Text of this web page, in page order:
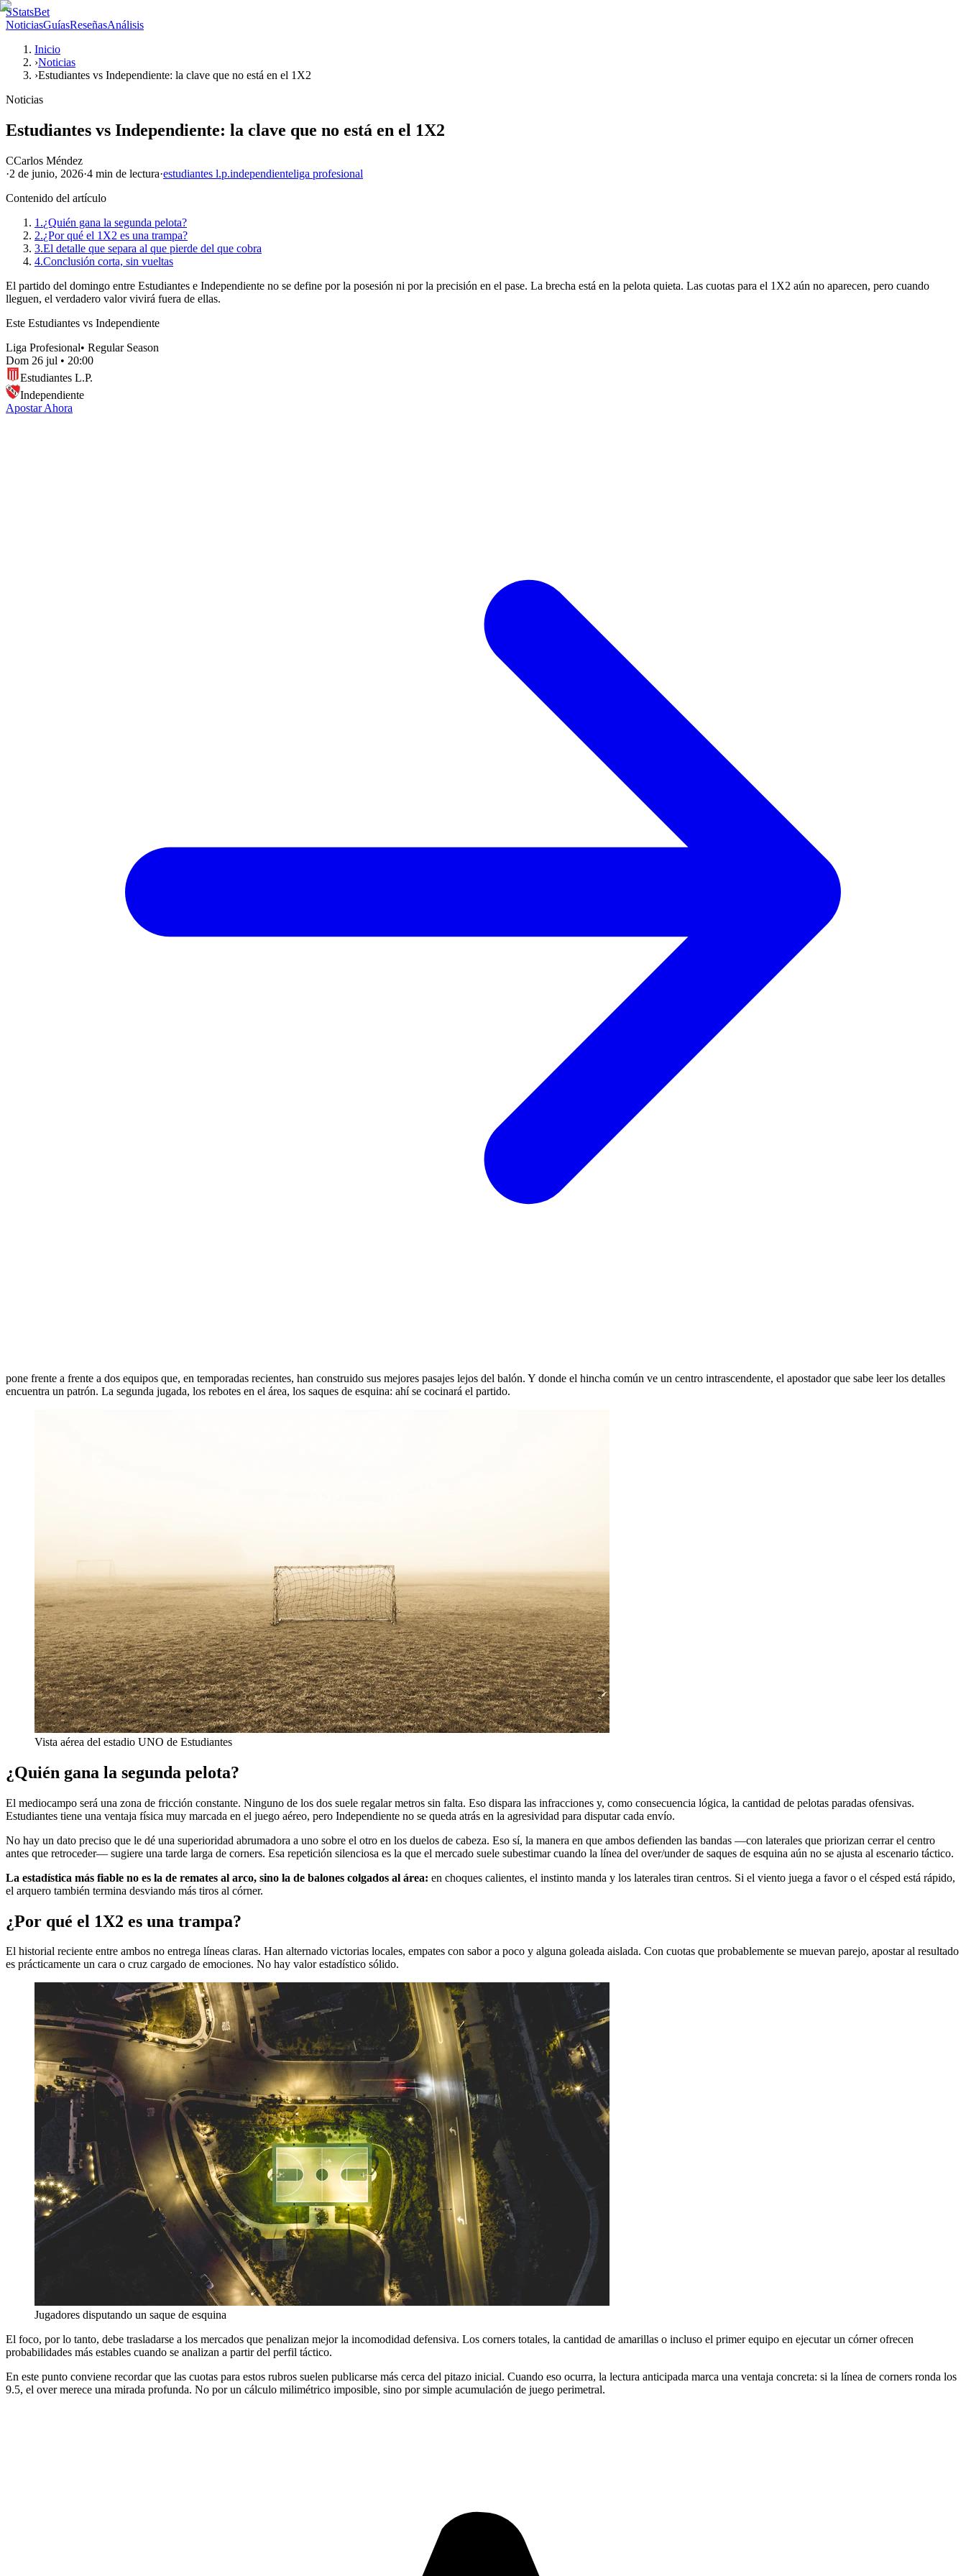
SStatsBet
NoticiasGuíasReseñasAnálisis
Inicio
›Noticias
›Estudiantes vs Independiente: la clave que no está en el 1X2
Noticias
Estudiantes vs Independiente: la clave que no está en el 1X2
CCarlos Méndez
·2 de junio, 2026·4 min de lectura·estudiantes l.p.independienteliga profesional
Contenido del artículo
1.¿Quién gana la segunda pelota?
2.¿Por qué el 1X2 es una trampa?
3.El detalle que separa al que pierde del que cobra
4.Conclusión corta, sin vueltas
El partido del domingo entre Estudiantes e Independiente no se define por la posesión ni por la precisión en el pase. La brecha está en la pelota quieta. Las cuotas para el 1X2 aún no aparecen, pero cuando
lleguen, el verdadero valor vivirá fuera de ellas.
Este Estudiantes vs Independiente
Liga Profesional• Regular Season
Dom 26 jul • 20:00
Estudiantes L.P.
Independiente
Apostar Ahora
pone frente a frente a dos equipos que, en temporadas recientes, han construido sus mejores pasajes lejos del balón. Y donde el hincha común ve un centro intrascendente, el apostador que sabe leer los detalles
encuentra un patrón. La segunda jugada, los rebotes en el área, los saques de esquina: ahí se cocinará el partido.
Vista aérea del estadio UNO de Estudiantes
¿Quién gana la segunda pelota?
El mediocampo será una zona de fricción constante. Ninguno de los dos suele regalar metros sin falta. Eso dispara las infracciones y, como consecuencia lógica, la cantidad de pelotas paradas ofensivas.
Estudiantes tiene una ventaja física muy marcada en el juego aéreo, pero Independiente no se queda atrás en la agresividad para disputar cada envío.
No hay un dato preciso que le dé una superioridad abrumadora a uno sobre el otro en los duelos de cabeza. Eso sí, la manera en que ambos defienden las bandas —con laterales que priorizan cerrar el centro
antes que retroceder— sugiere una tarde larga de corners. Esa repetición silenciosa es la que el mercado suele subestimar cuando la línea del over/under de saques de esquina aún no se ajusta al escenario táctico.
La estadística más fiable no es la de remates al arco, sino la de balones colgados al área: en choques calientes, el instinto manda y los laterales tiran centros. Si el viento juega a favor o el césped está rápido,
el arquero también termina desviando más tiros al córner.
¿Por qué el 1X2 es una trampa?
El historial reciente entre ambos no entrega líneas claras. Han alternado victorias locales, empates con sabor a poco y alguna goleada aislada. Con cuotas que probablemente se muevan parejo, apostar al resultado
es prácticamente un cara o cruz cargado de emociones. No hay valor estadístico sólido.
Jugadores disputando un saque de esquina
El foco, por lo tanto, debe trasladarse a los mercados que penalizan mejor la incomodidad defensiva. Los corners totales, la cantidad de amarillas o incluso el primer equipo en ejecutar un córner ofrecen
probabilidades más estables cuando se analizan a partir del perfil táctico.
En este punto conviene recordar que las cuotas para estos rubros suelen publicarse más cerca del pitazo inicial. Cuando eso ocurra, la lectura anticipada marca una ventaja concreta: si la línea de corners ronda los
9.5, el over merece una mirada profunda. No por un cálculo milimétrico imposible, sino por simple acumulación de juego perimetral.